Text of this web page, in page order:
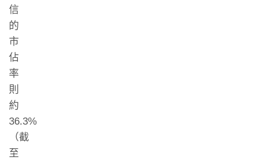
信
的
市
佔
率
則
約
36.3%
（截
至